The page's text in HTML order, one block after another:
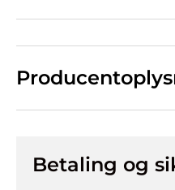
Betaling og